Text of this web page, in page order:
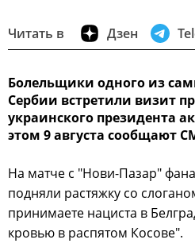
Читать в Дзен
Болельщики одного из
Сербии встретили визит
украинского президента
этом 9 августа сообщают
На матче с "Нови-Пазар"
подняли растяжку со
принимаете нациста в
кровью в распятом Косове".